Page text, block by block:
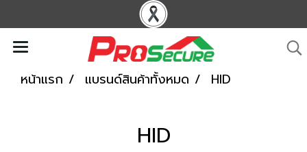
หน้าแรก แบรนด์สินค้าทั้งหมด HID
HID